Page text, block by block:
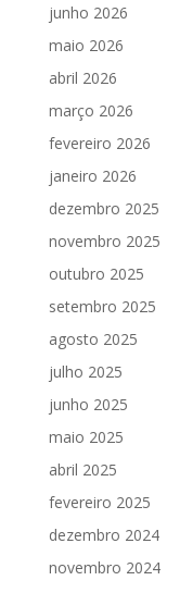
junho 2026
maio 2026
abril 2026
março 2026
fevereiro 2026
janeiro 2026
dezembro 2025
novembro 2025
outubro 2025
setembro 2025
agosto 2025
julho 2025
junho 2025
maio 2025
abril 2025
fevereiro 2025
dezembro 2024
novembro 2024